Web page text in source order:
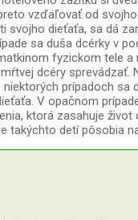
vzďaľovať od
dieťaťa, sa dá
sa duša dcérky v
fyzickom tele
dcéry
prípadoch
V opačnom
ktorá zasahuje
takýchto detí pôsobia